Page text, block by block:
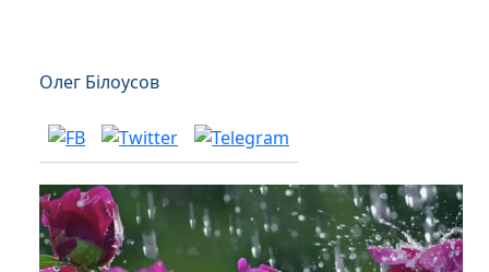
Олег Білоусов